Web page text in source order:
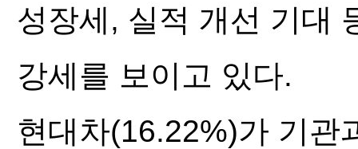
성장세, 실적 개선 기대
강세를 보이고 있다.
현대차(16.22%)가 기관